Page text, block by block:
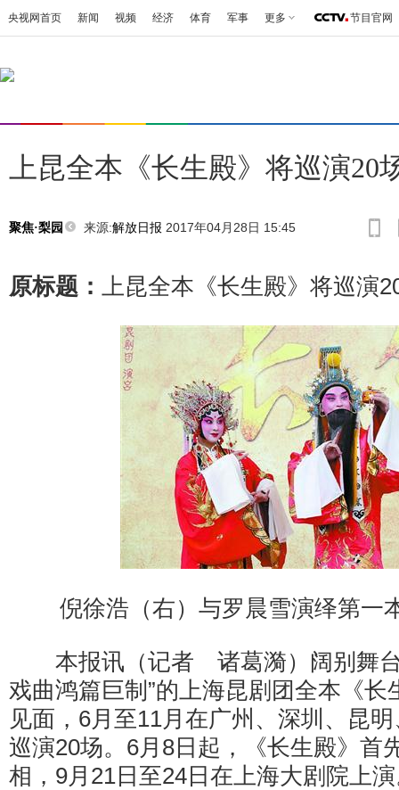
央视网首页 新闻 视频 经济 体育 军事 更多 节目官网
上昆全本《长生殿》将巡演20
聚焦·梨园 来源:解放日报 2017年04月28日 15:45
原标题： 上昆全本《长生殿》将巡演
倪徐浩（右）与罗晨雪演绎第一
本报讯（记者 诸葛漪）阔别舞台
戏曲鸿篇巨制”的上海昆剧团全本《
见面，6月至11月在广州、深圳、昆
巡演20场。6月8日起，《长生殿》首
相，9月21日至24日在上海大剧院上